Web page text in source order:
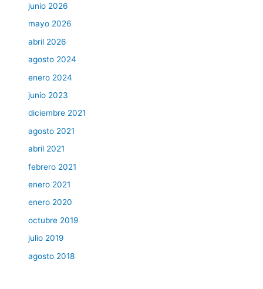
junio 2026
mayo 2026
abril 2026
agosto 2024
enero 2024
junio 2023
diciembre 2021
agosto 2021
abril 2021
febrero 2021
enero 2021
enero 2020
octubre 2019
julio 2019
agosto 2018